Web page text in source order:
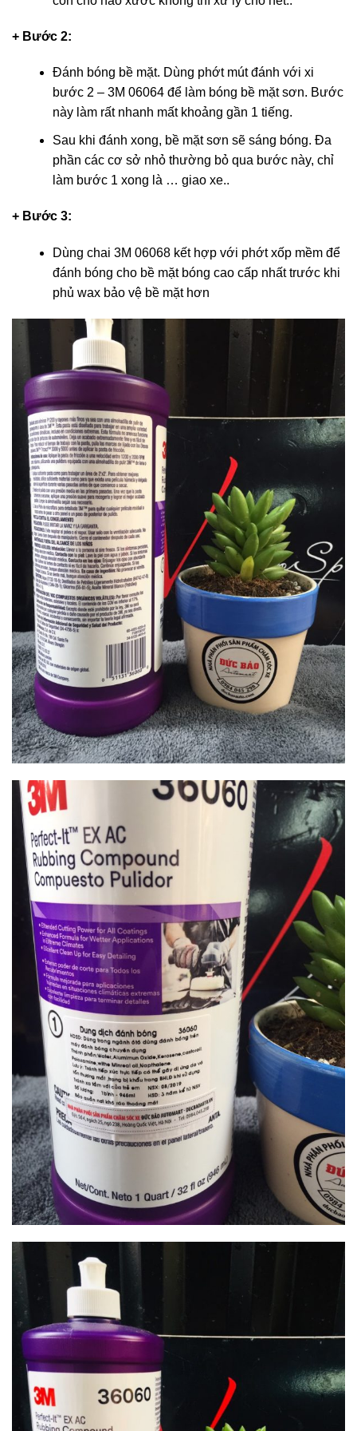
+ Bước 2:
Đánh bóng bề mặt. Dùng phớt mút đánh với xi
bước 2 – 3M 06064 để làm bóng bề mặt sơn. Bước
này làm rất nhanh mất khoảng gần 1 tiếng.
Sau khi đánh xong, bề mặt sơn sẽ sáng bóng. Đa
phần các cơ sở nhỏ thường bỏ qua bước này, chỉ
làm bước 1 xong là … giao xe..
+ Bước 3:
Dùng chai 3M 06068 kết hợp với phớt xốp mềm để
đánh bóng cho bề mặt bóng cao cấp nhất trước khi
phủ wax bảo vệ bề mặt hơn